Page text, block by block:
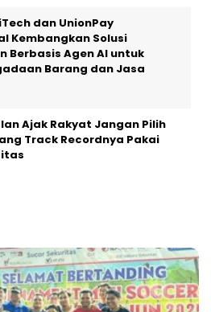
dan UnionPay
Kembangkan Solusi
Berbasis Agen AI untuk
Barang dan Jasa
Ajak Rakyat Jangan Pilih
Track Recordnya Pakai